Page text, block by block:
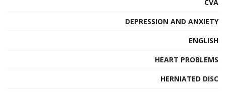
CVA
DEPRESSION AND ANXIETY
ENGLISH
HEART PROBLEMS
HERNIATED DISC